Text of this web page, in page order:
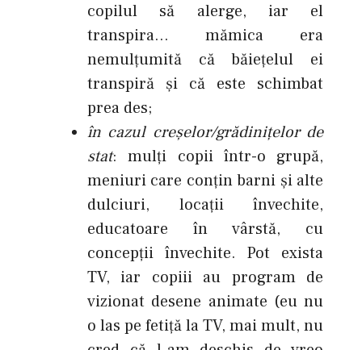
copilul să alerge, iar el
transpira… mămica era
nemulţumită că băieţelul ei
transpiră şi că este schimbat
prea des;
în cazul creşelor/grădiniţelor de
stat: mulţi copii într-o grupă,
meniuri care conţin barni şi alte
dulciuri, locaţii învechite,
educatoare în vârstă, cu
concepţii învechite. Pot exista
TV, iar copiii au program de
vizionat desene animate (eu nu
o las pe fetiţă la TV, mai mult, nu